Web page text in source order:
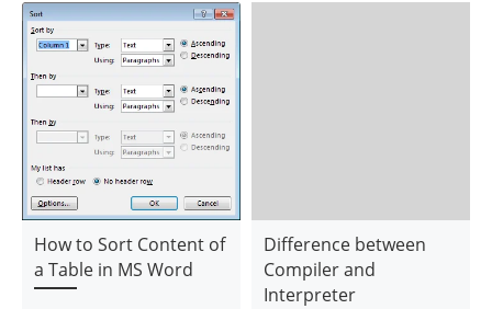
How to Sort Content of
a Table in MS Word
Difference between
Compiler and
Interpreter